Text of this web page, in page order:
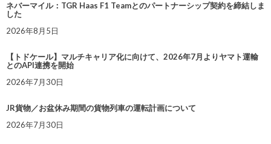
ネバーマイル：TGR Haas F1 Teamとのパートナーシップ契約を締結しま
した
2026年8月5日
【トドケール】マルチキャリア化に向けて、2026年7月よりヤマト運輸
とのAPI連携を開始
2026年7月30日
JR貨物／お盆休み期間の貨物列車の運転計画について
2026年7月30日